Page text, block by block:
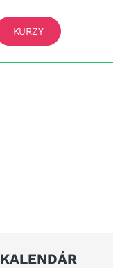
KURZY
KALENDÁR